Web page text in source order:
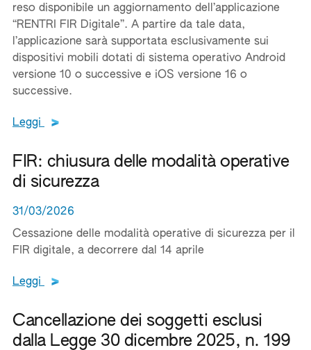
reso disponibile un aggiornamento dell’applicazione
“RENTRI FIR Digitale”. A partire da tale data,
l’applicazione sarà supportata esclusivamente sui
dispositivi mobili dotati di sistema operativo Android
versione 10 o successive e iOS versione 16 o
successive.
Leggi Leggi tutto il testo del documento
FIR: chiusura delle modalità operative
di sicurezza
31/03/2026
Cessazione delle modalità operative di sicurezza per il
FIR digitale, a decorrere dal 14 aprile
Leggi Leggi tutto il testo del documento
Cancellazione dei soggetti esclusi
dalla Legge 30 dicembre 2025, n. 199